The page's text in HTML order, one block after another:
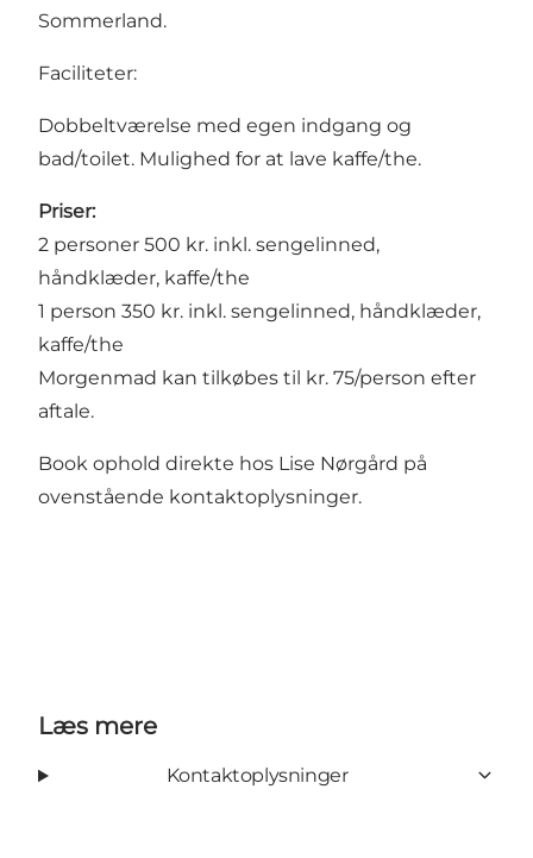
Sommerland.
Faciliteter:
Dobbeltværelse med egen indgang og
bad/toilet. Mulighed for at lave kaffe/the.
Priser:
2 personer 500 kr. inkl. sengelinned,
håndklæder, kaffe/the
1 person 350 kr. inkl. sengelinned, håndklæder,
kaffe/the
Morgenmad kan tilkøbes til kr. 75/person efter
aftale.
Book ophold direkte hos Lise Nørgård på
ovenstående kontaktoplysninger.
Læs mere
Kontaktoplysninger